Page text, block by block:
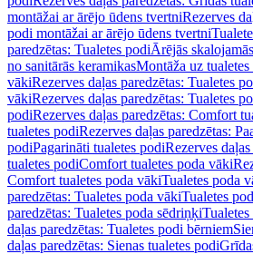
montāžai ar ārējo ūdens tvertniRezerves
podi montāžai ar ārējo ūdens tvertni
paredzētas: Tualetes podiĀrējās
no sanitārās keramikasMontāža uz tualetes
vākiRezerves daļas paredzētas: Tualetes
vākiRezerves daļas paredzētas: Tualetes
podiRezerves daļas paredzētas: Comfort
tualetes podiRezerves daļas paredzētas:
podiPagarināti tualetes podiRezerves
tualetes podiComfort tualetes poda vāki
Comfort tualetes poda vākiTualetes poda
paredzētas: Tualetes poda vākiTualetes
paredzētas: Tualetes poda sēdriņķi
daļas paredzētas: Tualetes podi bērniem
daļas paredzētas: Sienas tualetes podi